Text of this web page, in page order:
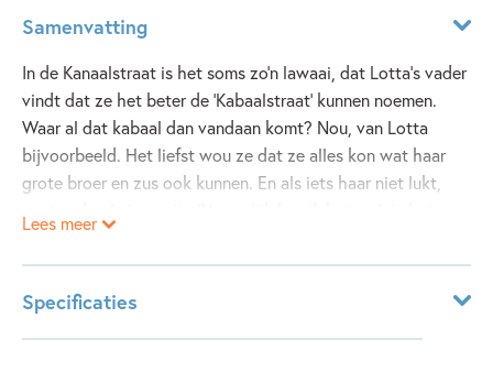
Samenvatting
In de Kanaalstraat is het soms zo’n lawaai, dat Lotta’s vader
vindt dat ze het beter de ‘Kabaalstraat’ kunnen noemen.
Waar al dat kabaal dan vandaan komt? Nou, van Lotta
bijvoorbeeld. Het liefst wou ze dat ze alles kon wat haar
grote broer en zus ook kunnen. En als iets haar niet lukt,
geheim.’
Dit boek werd bekroond met een Zilveren Griffel!
Lees meer
Specificaties
Leeftijdsindicatie: 5 - 8 jaar